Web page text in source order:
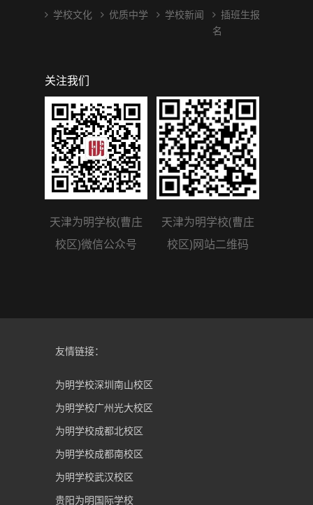
学校文化
优质中学
学校新闻
插班生报
名
关注我们
天津为明学校(曹庄
校区)微信公众号
天津为明学校(曹庄
校区)网站二维码
友情链接：
为明学校深圳南山校区
为明学校广州光大校区
为明学校成都北校区
为明学校成都南校区
为明学校武汉校区
贵阳为明国际学校